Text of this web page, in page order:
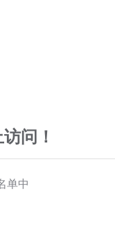
问！
单中